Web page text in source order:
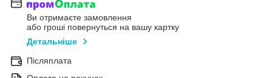
Ви отримаєте замовлення
або гроші повернуться на вашу картку
Детальніше
Післяплата